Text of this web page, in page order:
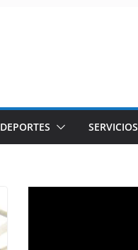
DEPORTES SERVICIOS